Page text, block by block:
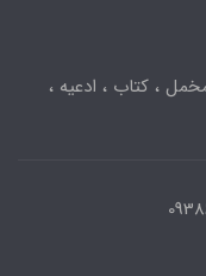
، کتاب ، ادعیه ،